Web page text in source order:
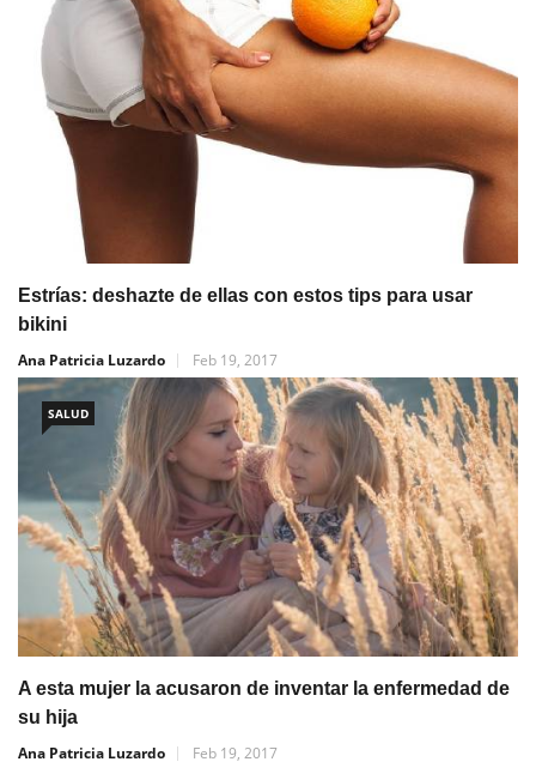
Estrías: deshazte de ellas con estos tips para usar
bikini
Ana Patricia Luzardo
Feb 19, 2017
SALUD
A esta mujer la acusaron de inventar la enfermedad de
su hija
Ana Patricia Luzardo
Feb 19, 2017